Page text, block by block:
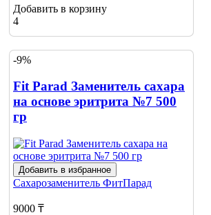
Добавить в корзину
4
-9%
Fit Parad Заменитель сахара
на основе эритрита №7 500
гр
Добавить в избранное
Сахарозаменитель ФитПарад
9000 ₸